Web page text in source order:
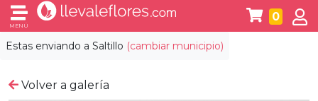
Estas enviando a Saltillo (cambiar municipio)
MENÚ
0
Volver a galería